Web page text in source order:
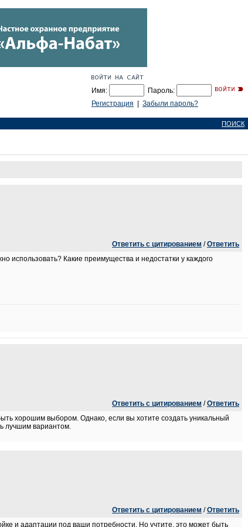
Имя:
Пароль:
Регистрация
Забыли пароль?
ПОИСК
Ответить с цитированием /Ответить
использовать? Какие преимущества и недостатки у каждого
Ответить с цитированием /Ответить
хорошим выбором. Однако, если вы хотите создать уникальный
лучшим вариантом.
Ответить с цитированием /Ответить
и адаптации под ваши потребности. Но учтите, это может быть